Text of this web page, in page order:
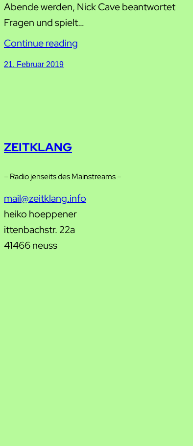
Abende werden, Nick Cave beantwortet
Fragen und spielt…
Continue reading
21. Februar 2019
ZEITKLANG
– Radio jenseits des Mainstreams –
mail@zeitklang.info
heiko hoeppener
ittenbachstr. 22a
41466 neuss